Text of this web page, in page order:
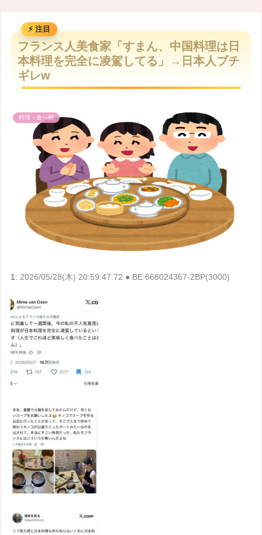
M
u
t
e
フランス人美食家「すまん、中国料理は日
本料理を完全に凌駕してる」→日本人ブチ
ギレw
料理・食べ物
1: 2026/05/28(木) 20:59:47.72 ● BE:668024367-2BP(3000)